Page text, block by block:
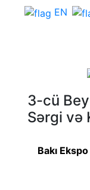
EN
3-cü
Sərgi və
Bakı